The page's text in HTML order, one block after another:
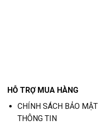
HỖ TRỢ MUA HÀNG
CHÍNH SÁCH BẢO MẬT
THÔNG TIN